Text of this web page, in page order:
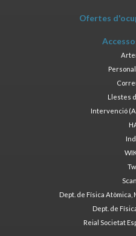
Ofertes
Llestes
Intervenció
Dept. de Física
Dept. de
Reial Societat